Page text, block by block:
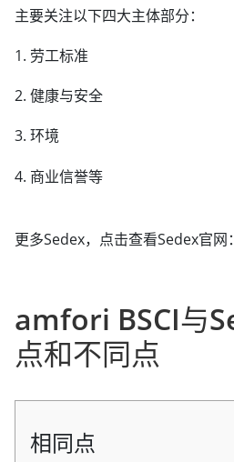
主要关注以下四大主体部分：
1. 劳工标准
2. 健康与安全
3. 环境
4. 商业信誉等
更多Sedex，点击查看Sedex官网：
amfori BSCI与
点和不同点
相同点